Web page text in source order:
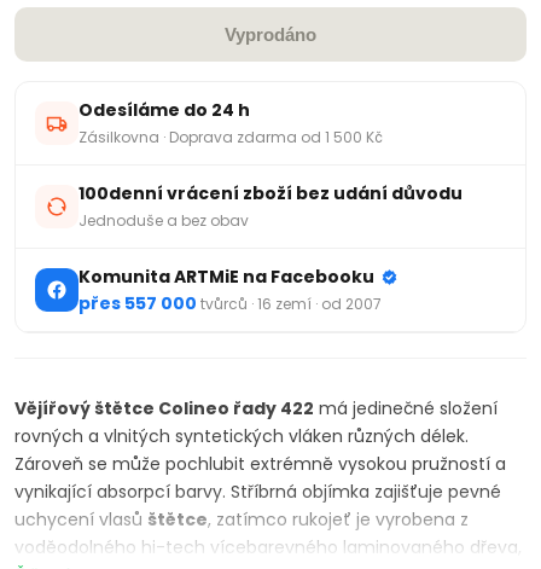
Vyprodáno
Odesíláme do 24 h
Zásilkovna · Doprava zdarma od 1 500 Kč
100denní vrácení zboží bez udání důvodu
Jednoduše a bez obav
Komunita ARTMiE na Facebooku
přes 557 000 tvůrců · 16 zemí · od 2007
Vějířový štětce Colineo řady 422 má jedinečné složení
rovných a vlnitých syntetických vláken různých délek.
Zároveň se může pochlubit extrémně vysokou pružností a
vynikající absorpcí barvy. Stříbrná objímka zajišťuje pevné
uchycení vlasů štětce, zatímco rukojeť je vyrobena z
voděodolného hi-tech vícebarevného laminovaného dřeva,